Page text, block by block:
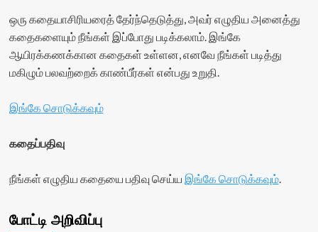
ஒரு கதையாசிரியரைத் தேர்ந்தெடுத்து, அவர் எழுதிய அனைத்து
கதைகளையும் நீங்கள் இப்போது படிக்கலாம். இங்கே
ஆயிரக்கணக்கான கதைகள் உள்ளன, எனவே நீங்கள் படித்து
மகிழும் பலவற்றைக் காண்பீர்கள் என்பது உறுதி.
இங்கே சொடுக்கவும்
கதைப்பதிவு
நீங்கள் எழுதிய கதையை பதிவு செய்ய இங்கே சொடுக்கவும்.
போட்டி அறிவிப்பு